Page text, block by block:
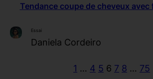
Tendance coupe de cheveux
Essai
Daniela Cordeiro
1 … 4 5 6 7 8 … 75